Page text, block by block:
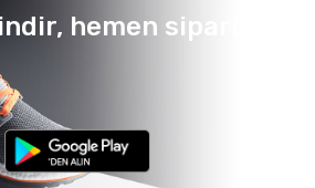
hemen sipariş